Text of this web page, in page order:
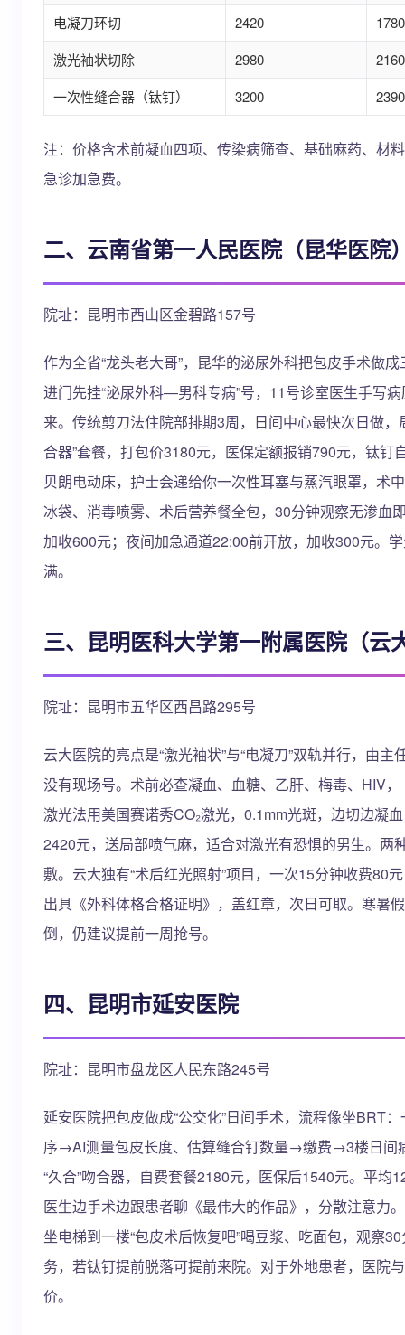
电凝刀环切
2420
1780
激光袖状切除
2980
2160
一次性缝合器（钛钉）
3200 2390
注：价格含术前凝血四项、传染病筛查、基础麻药、材
急诊加急费。
二、云南省第一人民医院（昆华医院
院址：昆明市西山区金碧路157号
作为全省“龙头老大哥”，昆华的泌尿外科把包皮手术做
进门先挂“泌尿外科—男科专病”号，11号诊室医生手
来。传统剪刀法住院部排期3周，日间中心最快次日做
合器”套餐，打包价3180元，医保定额报销790元，钛
贝朗电动床，护士会递给你一次性耳塞与蒸汽眼罩，术
冰袋、消毒喷雾、术后营养餐全包，30分钟观察无渗血
加收600元；夜间加急通道22:00前开放，加收300元。
满。
三、昆明医科大学第一附属医院（云
院址：昆明市五华区西昌路295号
云大医院的亮点是“激光袖状”与“电凝刀”双轨并行，由
没有现场号。术前必查凝血、血糖、乙肝、梅毒、HIV
激光法用美国赛诺秀CO₂激光，0.1mm光斑，边切边凝
2420元，送局部喷气麻，适合对激光有恐惧的男生。两
敷。云大独有“术后红光照射”项目，一次15分钟收费80
出具《外科体格合格证明》，盖红章，次日可取。寒暑
倒，仍建议提前一周抢号。
四、昆明市延安医院
院址：昆明市盘龙区人民东路245号
延安医院把包皮做成“公交化”日间手术，流程像坐BRT
序→AI测量包皮长度、估算缝合钉数量→缴费→3楼日间
“久合”吻合器，自费套餐2180元，医保后1540元。平
医生边手术边跟患者聊《最伟大的作品》，分散注意力
坐电梯到一楼“包皮术后恢复吧”喝豆浆、吃面包，观察
务，若钛钉提前脱落可提前来院。对于外地患者，医院
价。